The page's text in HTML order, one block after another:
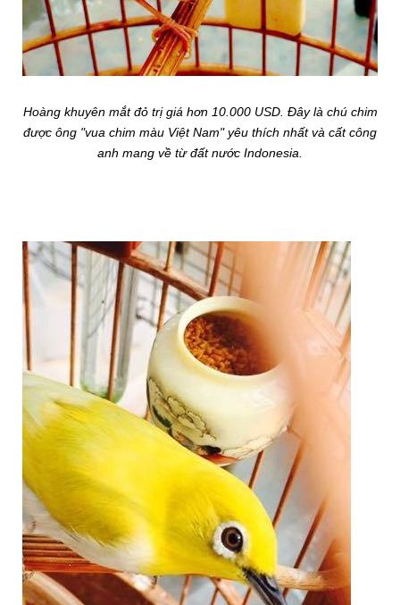
Hoàng khuyên mắt đỏ trị giá hơn 10.000 USD. Đây là chú chim
được ông "vua chim màu Việt Nam" yêu thích nhất và cất công
anh mang về từ đất nước Indonesia.